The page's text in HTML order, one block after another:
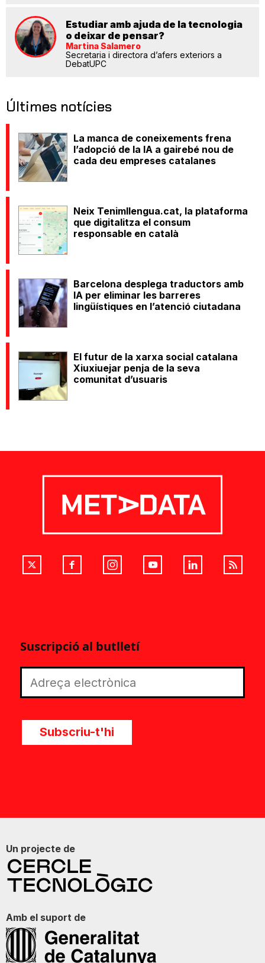
Estudiar amb ajuda de la tecnologia
o deixar de pensar?
Martina Salamero
Secretaria i directora d’afers exteriors a
DebatUPC
Últimes notícies
La manca de coneixements frena
l’adopció de la IA a gairebé nou de
cada deu empreses catalanes
Neix Tenimllengua.cat, la plataforma
que digitalitza el consum
responsable en català
Barcelona desplega traductors amb
IA per eliminar les barreres
lingüístiques en l’atenció ciutadana
El futur de la xarxa social catalana
Xiuxiuejar penja de la seva
comunitat d’usuaris
Suscripció al butlletí
Subscriu-t'hi
Un projecte de
Amb el suport de